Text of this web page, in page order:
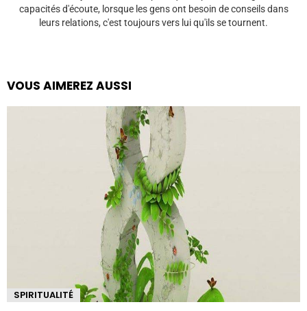
capacités d'écoute, lorsque les gens ont besoin de conseils dans
leurs relations, c'est toujours vers lui qu'ils se tournent.
VOUS AIMEREZ AUSSI
SPIRITUALITÉ